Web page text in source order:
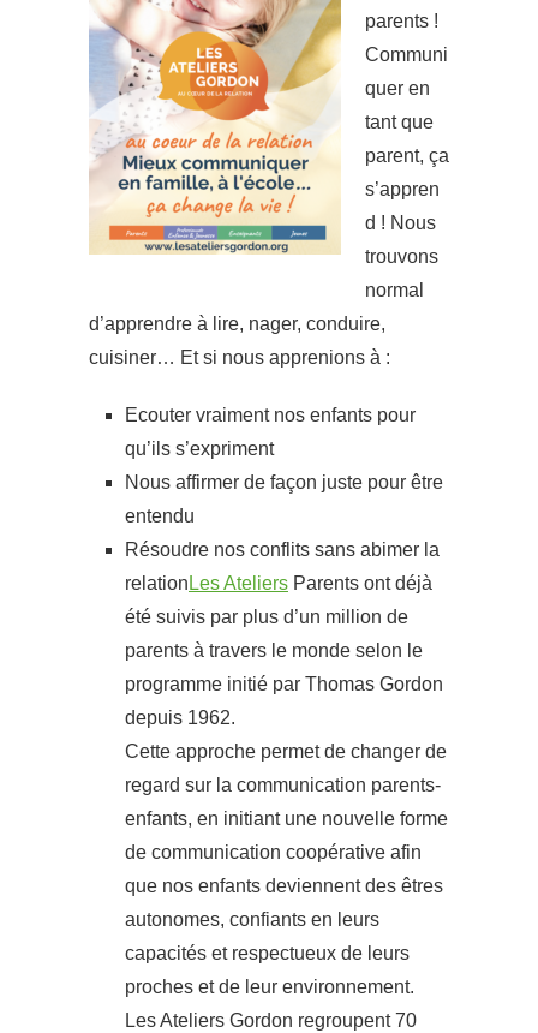
parents !
Communi
quer en
tant que
parent, ça
s’appren
d ! Nous
trouvons
normal
d’apprendre à lire, nager, conduire,
cuisiner… Et si nous apprenions à :
Ecouter vraiment nos enfants pour
qu’ils s’expriment
Nous affirmer de façon juste pour être
entendu
Résoudre nos conflits sans abimer la
relation Les Ateliers Parents ont déjà
été suivis par plus d’un million de
parents à travers le monde selon le
programme initié par Thomas Gordon
depuis 1962.
Cette approche permet de changer de
regard sur la communication parents-
enfants, en initiant une nouvelle forme
de communication coopérative afin
que nos enfants deviennent des êtres
autonomes, confiants en leurs
capacités et respectueux de leurs
proches et de leur environnement.
Les Ateliers Gordon regroupent 70